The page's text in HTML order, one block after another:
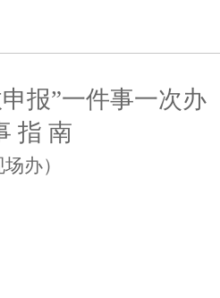
报”一件事一次办
指 南
场办）